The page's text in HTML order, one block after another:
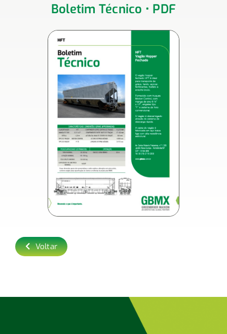
Boletim Técnico • PDF
Voltar